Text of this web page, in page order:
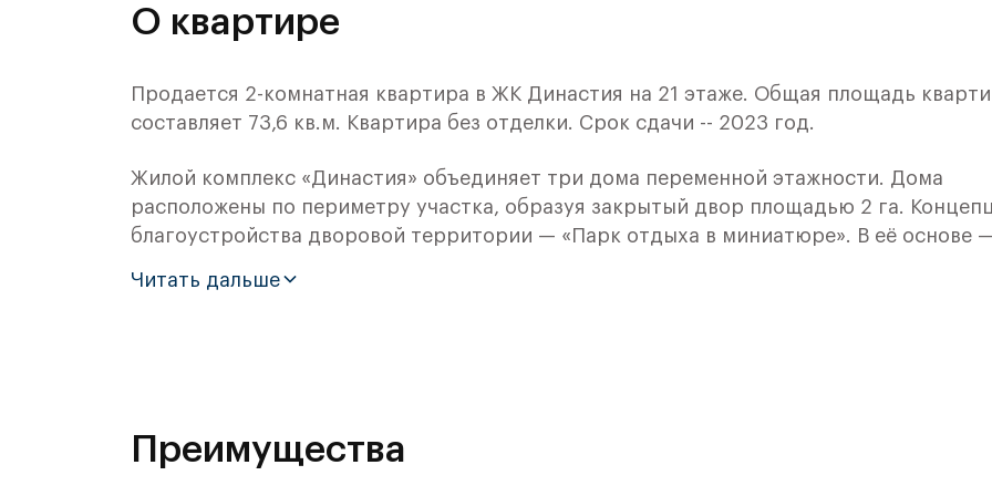
О квартире
Продается 2-комнатная квартира в ЖК Династия на 21 этаже. Общая площадь
составляет 73,6 кв.м. Квартира без отделки. Срок сдачи -- 2023 год.
Жилой комплекс «Династия» объединяет три дома переменной этажности. Дома
расположены по периметру участка, образуя закрытый двор площадью 2 га.
благоустройства дворовой территории — «Парк отдыха в миниатюре». В её основе
городских пространств, набережных и парков.
Ваша дорога в жилой комплекс «Династия» из любой точки города будет легкой и
Читать дальше
Преимущества